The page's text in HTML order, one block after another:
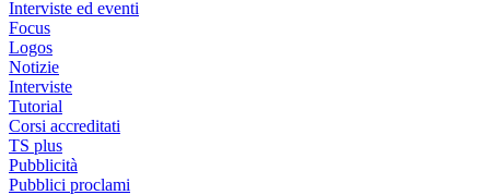
Interviste ed eventi
Focus
Logos
Notizie
Interviste
Tutorial
Corsi accreditati
TS plus
Pubblicità
Pubblici proclami